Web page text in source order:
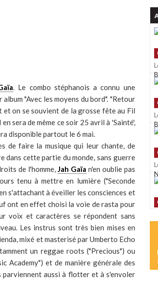
. Le combo stéphanois a connu une
"Avec les moyens du bord". "Retour
on se souvient de la grosse fête au Fil
sera de même ce soir 25 avril à 'Sainté',
disponible partout le 6 mai.
de faire la musique qui leur chante, de
dans cette partie du monde, sans guerre
de l'homme,Jah Gaïa n'en oublie pas
tenu à mettre en lumière ("Seconde
s'attachant à éveiller les consciences et
ont en effet choisi la voie de rasta pour
voix et caractères se répondent sans
Les instrus sont très bien mises en
mixé et masterisé par Umberto Echo
un reggae roots ("Precious") ou
Academy") et de manière générale des
parviennent aussi à flotter et à s'envoler